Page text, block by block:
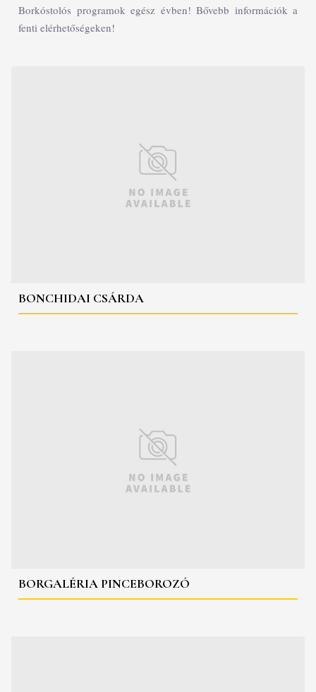
Borkóstolós programok egész évben! Bővebb információk a
fenti elérhetőségeken!
BONCHIDAI CSÁRDA
BORGALÉRIA PINCEBOROZÓ